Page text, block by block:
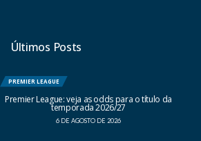
Últimos Posts
PREMIER LEAGUE
Premier League: veja as odds para o título da
temporada 2026/27
6 DE AGOSTO DE 2026